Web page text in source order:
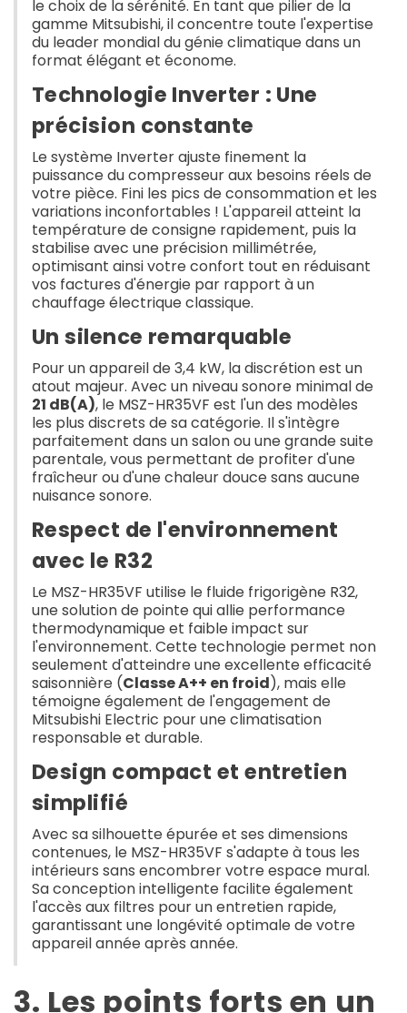
le choix de la sérénité. En tant que pilier de la
gamme Mitsubishi, il concentre toute l'expertise
du leader mondial du génie climatique dans un
format élégant et économe.
Technologie Inverter : Une
précision constante
Le système Inverter ajuste finement la
puissance du compresseur aux besoins réels de
votre pièce. Fini les pics de consommation et les
variations inconfortables ! L'appareil atteint la
température de consigne rapidement, puis la
stabilise avec une précision millimétrée,
optimisant ainsi votre confort tout en réduisant
vos factures d'énergie par rapport à un
chauffage électrique classique.
Un silence remarquable
Pour un appareil de 3,4 kW, la discrétion est un
atout majeur. Avec un niveau sonore minimal de
21 dB(A), le MSZ-HR35VF est l'un des modèles
les plus discrets de sa catégorie. Il s'intègre
parfaitement dans un salon ou une grande suite
parentale, vous permettant de profiter d'une
fraîcheur ou d'une chaleur douce sans aucune
nuisance sonore.
Respect de l'environnement
avec le R32
Le MSZ-HR35VF utilise le fluide frigorigène R32,
une solution de pointe qui allie performance
thermodynamique et faible impact sur
l'environnement. Cette technologie permet non
seulement d'atteindre une excellente efficacité
saisonnière (Classe A++ en froid), mais elle
témoigne également de l'engagement de
Mitsubishi Electric pour une climatisation
responsable et durable.
Design compact et entretien
simplifié
Avec sa silhouette épurée et ses dimensions
contenues, le MSZ-HR35VF s'adapte à tous les
intérieurs sans encombrer votre espace mural.
Sa conception intelligente facilite également
l'accès aux filtres pour un entretien rapide,
garantissant une longévité optimale de votre
appareil année après année.
3. Les points forts en un